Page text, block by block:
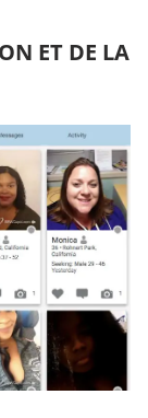
ET DE LA